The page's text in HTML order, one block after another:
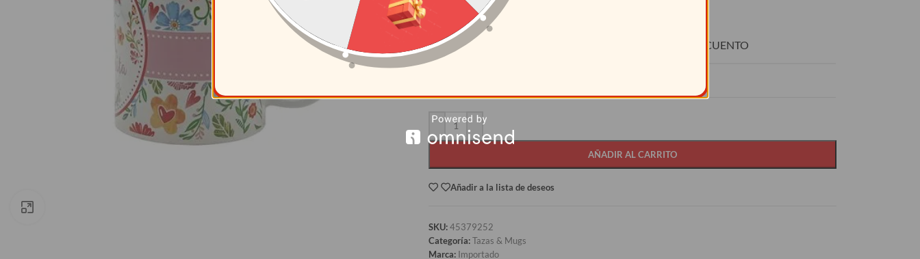
4.70
CANTIDAD DESCUENTO
AÑADIR AL CARRITO
Añadir a la lista de deseos
SKU:45379252
Categoría:Tazas & Mugs
Marca: Importado